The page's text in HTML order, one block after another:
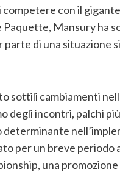
competere con il gigante
Mansury ha
di una situazione
sottili cambiamenti
degli incontri, palchi
per un breve periodo
una